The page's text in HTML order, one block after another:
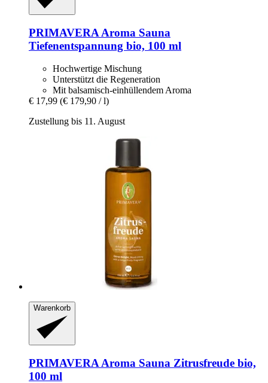
PRIMAVERA Aroma Sauna
Tiefenentspannung bio, 100 ml
Hochwertige Mischung
Unterstützt die Regeneration
Mit balsamisch-einhüllendem Aroma
€ 17,99 (€ 179,90 / l)
Zustellung bis 11. August
Warenkorb
PRIMAVERA Aroma Sauna Zitrusfreude bio,
100 ml